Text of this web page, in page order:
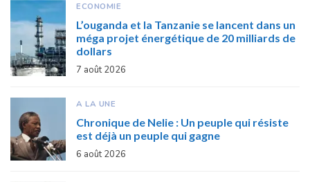
ECONOMIE
L’ouganda et la Tanzanie se lancent dans un
méga projet énergétique de 20 milliards de
dollars
7 août 2026
A LA UNE
Chronique de Nelie : Un peuple qui résiste
est déjà un peuple qui gagne
6 août 2026